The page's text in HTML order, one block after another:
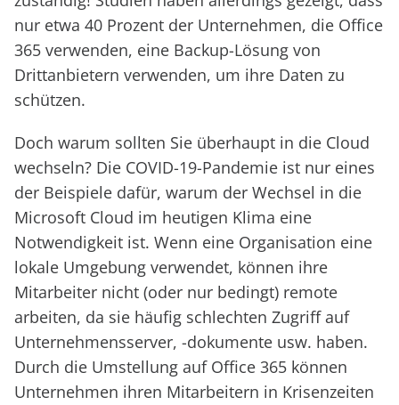
nur etwa 40 Prozent der Unternehmen, die Office
365 verwenden, eine Backup-Lösung von
Drittanbietern verwenden, um ihre Daten zu
schützen.
Doch warum sollten Sie überhaupt in die Cloud
wechseln? Die COVID-19-Pandemie ist nur eines
der Beispiele dafür, warum der Wechsel in die
Microsoft Cloud im heutigen Klima eine
Notwendigkeit ist. Wenn eine Organisation eine
lokale Umgebung verwendet, können ihre
Mitarbeiter nicht (oder nur bedingt) remote
arbeiten, da sie häufig schlechten Zugriff auf
Unternehmensserver, -dokumente usw. haben.
Durch die Umstellung auf Office 365 können
Unternehmen ihren Mitarbeitern in Krisenzeiten